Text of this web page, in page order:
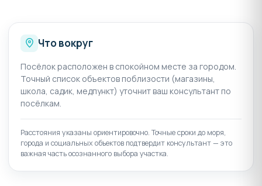
питьевой природной минеральной воды.
Из социальной инфраструктуры будет строится
школа, детский сад, поликлиника и парковая зона на
территории коттеджного поселка Семигорье.
Застройка частных домов, согласно
предоставленным проектам, производятся на
участках от 5 до 9 соток. Категория земель ИЖС.
Участок можно выбрать абсолютно любой. Застройка
территории частными домами осуществляется по 17
2 2
Что вокруг
Посёлок расположен в спокойном месте за городом.
Точный список объектов поблизости (магазины,
школа, садик, медпункт) уточнит ваш консультант по
посёлкам.
Расстояния указаны ориентировочно. Точные сроки до моря,
города и социальных объектов подтвердит консультант — это
важная часть осознанного выбора участка.